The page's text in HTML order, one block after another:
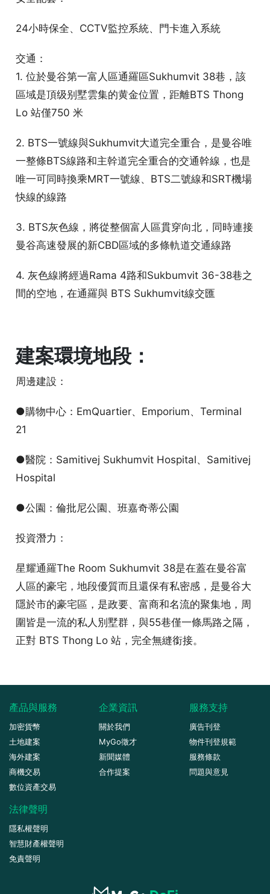
24小時保全、CCTV監控系統、門卡進入系統
交通：
1. 位於曼谷第一富人區通羅區Sukhumvit 38巷，該
區域是頂级别墅雲集的黄金位置，距離BTS Thong
Lo 站僅750 米
2. BTS一號線與Sukhumvit大道完全重合，是曼谷唯
一整條BTS線路和主幹道完全重合的交通幹線，也是
唯一可同時換乘MRT一號線、BTS二號線和SRT機場
快線的線路
3. BTS灰色線，將從整個富人區貫穿向北，同時連接
曼谷高速發展的新CBD區域的多條軌道交通線路
4. 灰色線將經過Rama 4路和Sukbumvit 36-38巷之
間的空地，在通羅與 BTS Sukhumvit線交匯
建案環境地段：
周邊建設：
●購物中心：EmQuartier、Emporium、Terminal
21
●醫院：Samitivej Sukhumvit Hospital、Samitivej
Hospital
●公園：倫批尼公園、班嘉奇蒂公園
投資潛力：
星耀通羅The Room Sukhumvit 38是在蓋在曼谷富
人區的豪宅，地段優質而且還保有私密感，是曼谷大
隱於市的豪宅區，是政要、富商和名流的聚集地，周
圍皆是一流的私人別墅群，與55巷僅一條馬路之隔，
正對 BTS Thong Lo 站，完全無縫銜接。
產品與服務
加密貨幣
土地建案
海外建案
商機交易
數位資產交易
企業資訊
關於我們
MyGo徵才
新聞媒體
合作提案
服務支持
廣告刊登
物件刊登規範
服務條款
問題與意見
法律聲明
隱私權聲明
智慧財產權聲明
免責聲明